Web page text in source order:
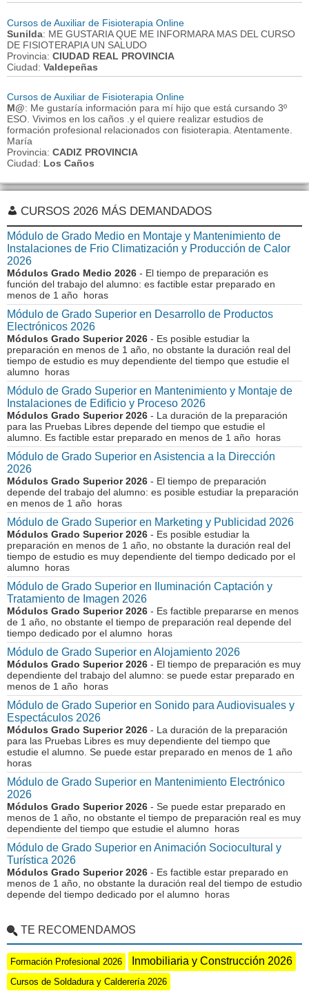
Cursos de Auxiliar de Fisioterapia Online
Sunilda: ME GUSTARIA QUE ME INFORMARA MAS DEL CURSO
DE FISIOTERAPIA UN SALUDO
Provincia: CIUDAD REAL PROVINCIA
Ciudad: Valdepeñas
Cursos de Auxiliar de Fisioterapia Online
M@: Me gustaría información para mí hijo que está cursando 3º
ESO. Vivimos en los caños .y el quiere realizar estudios de
formación profesional relacionados con fisioterapia. Atentamente.
María
Provincia: CADIZ PROVINCIA
Ciudad: Los Caños
CURSOS 2026 MÁS DEMANDADOS
Módulo de Grado Medio en Montaje y Mantenimiento de
Instalaciones de Frio Climatización y Producción de Calor
2026
Módulos Grado Medio 2026 - El tiempo de preparación es
función del trabajo del alumno: es factible estar preparado en
menos de 1 año horas
Módulo de Grado Superior en Desarrollo de Productos
Electrónicos 2026
Módulos Grado Superior 2026 - Es posible estudiar la
preparación en menos de 1 año, no obstante la duración real del
tiempo de estudio es muy dependiente del tiempo que estudie el
alumno horas
Módulo de Grado Superior en Mantenimiento y Montaje de
Instalaciones de Edificio y Proceso 2026
Módulos Grado Superior 2026 - La duración de la preparación
para las Pruebas Libres depende del tiempo que estudie el
alumno. Es factible estar preparado en menos de 1 año horas
Módulo de Grado Superior en Asistencia a la Dirección
2026
Módulos Grado Superior 2026 - El tiempo de preparación
depende del trabajo del alumno: es posible estudiar la preparación
en menos de 1 año horas
Módulo de Grado Superior en Marketing y Publicidad 2026
Módulos Grado Superior 2026 - Es posible estudiar la
preparación en menos de 1 año, no obstante la duración real del
tiempo de estudio es muy dependiente del tiempo dedicado por el
alumno horas
Módulo de Grado Superior en Iluminación Captación y
Tratamiento de Imagen 2026
Módulos Grado Superior 2026 - Es factible prepararse en menos
de 1 año, no obstante el tiempo de preparación real depende del
tiempo dedicado por el alumno horas
Módulo de Grado Superior en Alojamiento 2026
Módulos Grado Superior 2026 - El tiempo de preparación es muy
dependiente del trabajo del alumno: se puede estar preparado en
menos de 1 año horas
Módulo de Grado Superior en Sonido para Audiovisuales y
Espectáculos 2026
Módulos Grado Superior 2026 - La duración de la preparación
para las Pruebas Libres es muy dependiente del tiempo que
estudie el alumno. Se puede estar preparado en menos de 1 año
horas
Módulo de Grado Superior en Mantenimiento Electrónico
2026
Módulos Grado Superior 2026 - Se puede estar preparado en
menos de 1 año, no obstante el tiempo de preparación real es muy
dependiente del tiempo que estudie el alumno horas
Módulo de Grado Superior en Animación Sociocultural y
Turística 2026
Módulos Grado Superior 2026 - Es factible estar preparado en
menos de 1 año, no obstante la duración real del tiempo de estudio
depende del tiempo dedicado por el alumno horas
TE RECOMENDAMOS
Formación Profesional 2026 Inmobiliaria y Construcción 2026
Cursos de Soldadura y Calderería 2026